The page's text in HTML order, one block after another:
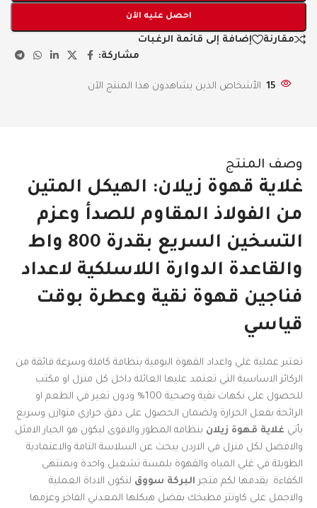
احصل عليه الآن
مقارنة
إضافة إلى قائمة الرغبات
مشاركة:
15 الأشخاص الذين يشاهدون هذا المنتج الآن
وصف المنتج
غلاية قهوة زيلان: الهيكل المتين
من الفولاذ المقاوم للصدأ وعزم
التسخين السريع بقدرة 800 واط
والقاعدة الدوارة اللاسلكية لاعداد
فناجين قهوة نقية وعطرة بوقت
قياسي
تعتبر عملية غلي واعداد القهوة اليومية بنظافة كاملة وسرعة فائقة من
الركائز الاساسية التي تعتمد عليها العائلة داخل كل منزل او مكتب
للحصول على نكهات نقية وصحية 100% ودون تغير في الطعم او
الرائحة بفعل الحرارة ولضمان الحصول على دفق حراري متوازن وسريع
يأتي غلاية قهوة زيلان بنظامه المطور والاقوى ليكون هو الخيار الامثل
والافضل لكل منزل في الاردن يبحث عن السلاسة التامة والاعتمادية
الطويلة في غلي المياه والقهوة بلمسة تشغيل واحدة وبمنتهى
الكفاءة. يقدمها لكم متجر البركة سووق لتكون الاداة العملية
والاجمل على كاونتر مطبخك بفضل هيكلها المعدني الفاخر وعزمها